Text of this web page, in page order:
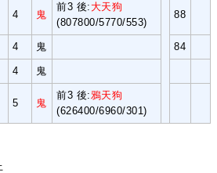
4 鬼
前3 後: 大天狗
(807800/5770/553)
88
4 鬼 84
4 鬼
5 鬼
前3 後:鴉天狗
(626400/6960/301)